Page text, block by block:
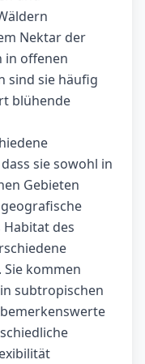
Nektar der
in offenen
sind sie häufig
blühende
sie sowohl in
Gebieten
des
kommen
subtropischen